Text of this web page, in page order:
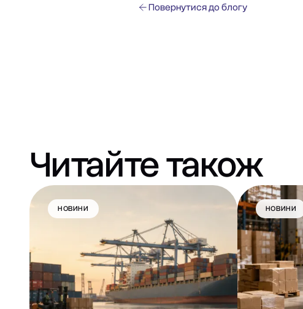
Повернутися до блогу
Читайте також
НОВИНИ НОВИНИ